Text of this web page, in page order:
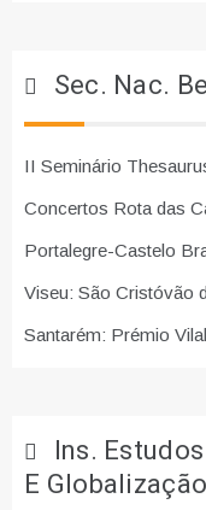
Sec. Nac.
II Seminário
Concertos Rota das
Portalegre-Castelo
Viseu: São Cristóvão
Santarém: Prémio
Ins.
E Globalização